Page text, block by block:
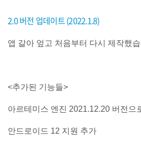
2.0 버전 업데이트 (2022.1.8)
앱 갈아 엎고 처음부터 다시 제작했
<추가된 기능들>
아르테미스 엔진 2021.12.20 버전으
안드로이드 12 지원 추가